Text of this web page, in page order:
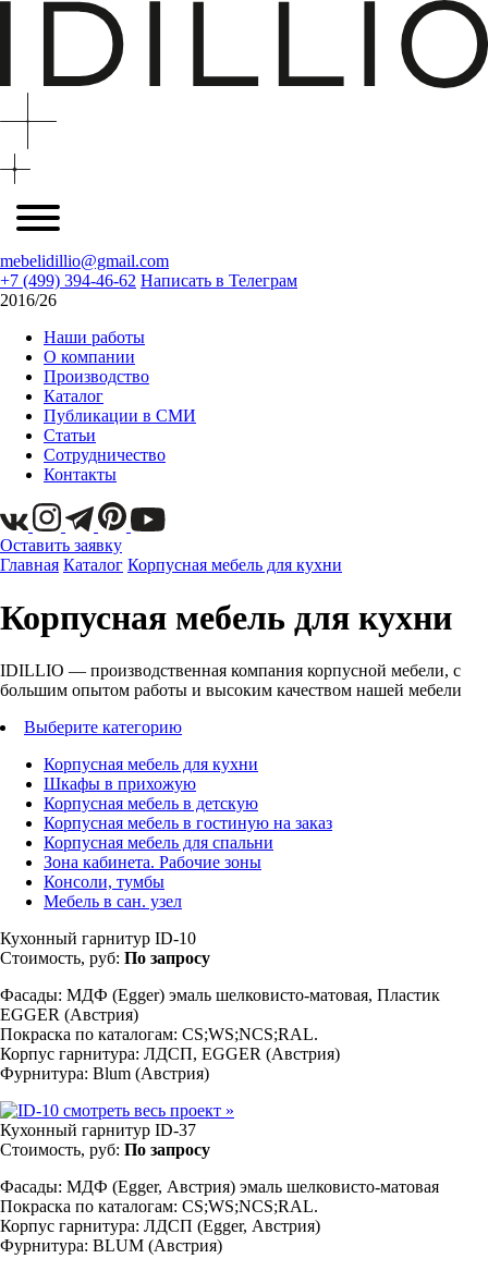
mebelidillio@gmail.com
+7 (499) 394-46-62 Написать в Телеграм
2016/26
Наши работы
О компании
Производство
Каталог
Публикации в СМИ
Статьи
Сотрудничество
Контакты
Оставить заявку
Главная Каталог Корпусная мебель для кухни
Корпусная мебель для кухни
IDILLIO — производственная компания корпусной мебели, с
большим опытом работы и высоким качеством нашей мебели
Выберите категорию
Корпусная мебель для кухни
Шкафы в прихожую
Корпусная мебель в детскую
Корпусная мебель в гостиную на заказ
Корпусная мебель для спальни
Зона кабинета. Рабочие зоны
Консоли, тумбы
Мебель в сан. узел
Кухонный гарнитур ID-10
Стоимость, руб: По запросу
Фасады: МДФ (Egger) эмаль шелковисто-матовая, Пластик
EGGER (Австрия)
Покраска по каталогам: CS;WS;NCS;RAL.
Корпус гарнитура: ЛДСП, EGGER (Австрия)
Фурнитура: Blum (Австрия)
смотреть весь проект »
Кухонный гарнитур ID-37
Стоимость, руб: По запросу
Фасады: МДФ (Egger, Австрия) эмаль шелковисто-матовая
Покраска по каталогам: CS;WS;NCS;RAL.
Корпус гарнитура: ЛДСП (Egger, Австрия)
Фурнитура: BLUM (Австрия)